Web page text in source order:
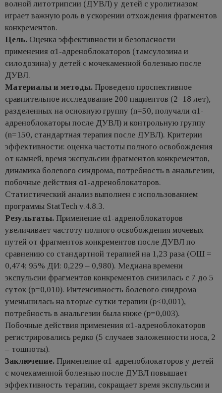
волной литотрипсии (ДУВЛ) у детей с уролитиазом
играет важную роль в ускорении отхождения фрагментов
конкрементов.
Цель. Oценка эффективности и безопасности
применения α1-адреноблокаторов (тамсулозина и
силодозина) у детей с мочекаменной болезнью после
ДУВЛ.
Материалы и методы. Проведено проспективное
сравнительное исследование 200 пациентов (2–18 лет),
разделенных на основную группу (n=50, получали α1-
адреноблокаторы после ДУВЛ) и контрольную группу
(n=150, стандартная терапия после ДУВЛ). Критерии
эффективности: оценка частоты полного освобождения
от камней, время экспульсии фрагментов конкрементов,
динамика болевого синдрома, потребность в анальгезии,
побочные действия α1-адреноблокаторов.
Статистический анализ выполнен с использованием
программы StatTech v.4.8.3.
Результаты. Применение α1-адреноблокаторов
увеличивает частоту полного освобождения мочевых
путей от фрагментов конкрементов после ДУВЛ по
сравнению со стандартной терапией на 1,23 раза (ОШ =
0,474; 95% ДИ: 0,229 – 0,980). Медиана времени
экспульсии фрагментов конкрементов снизилась с 7 до 5
суток (p=0,010). Интенсивность болевого синдрома
уменьшилась на вторые сутки терапии (p<0,001),
потребность в анальгезии была ниже (p=0,003).
Побочные действия применения α1-адреноблокаторов
регистрировались редко (5 случаев заложенности носа, 2
– тошноты).
Заключение. Применение α1-адреноблокаторов у детей
с мочекаменной болезнью после ДУВЛ повышает
эффективность терапии, сокращает время экспульсии и